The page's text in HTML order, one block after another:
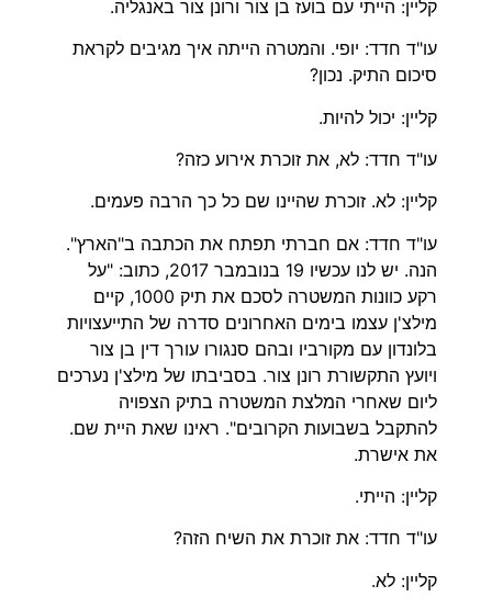
קליין: הייתי עם בועז בן צור ורונן צור באנגליה.
עו"ד חדד: יופי. והמטרה הייתה איך מגיבים לקראת
סיכום התיק. נכון?
קליין: יכול להיות.
עו"ד חדד: לא, את זוכרת אירוע כזה?
קליין: לא. זוכרת שהיינו שם כל כך הרבה פעמים.
עו"ד חדד: אם חברתי תפתח את הכתבה ב"הארץ".
הנה. יש לנו עכשיו 19 בנובמבר 2017, כתוב: "על
רקע כוונות המשטרה לסכם את תיק 1000, קיים
מילצ'ן עצמו בימים האחרונים סדרה של התייעצויות
בלונדון עם מקורביו ובהם סנגורו עורך דין בן צור
ויועץ התקשורת רונן צור. בסביבתו של מילצ'ן נערכים
ליום שאחרי המלצת המשטרה בתיק הצפויה
להתקבל בשבועות הקרובים". ראינו שאת היית שם.
את אישרת.
קליין: הייתי.
עו"ד חדד: את זוכרת את השיח הזה?
קליין: לא.